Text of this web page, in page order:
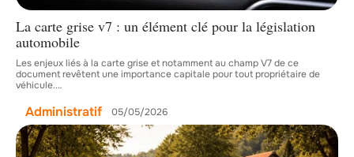
La carte grise v7 : un élément clé pour la législation
automobile
Les enjeux liés à la carte grise et notamment au champ V7 de ce
document revêtent une importance capitale pour tout propriétaire de
véhicule.…
Administratif 05/05/2026